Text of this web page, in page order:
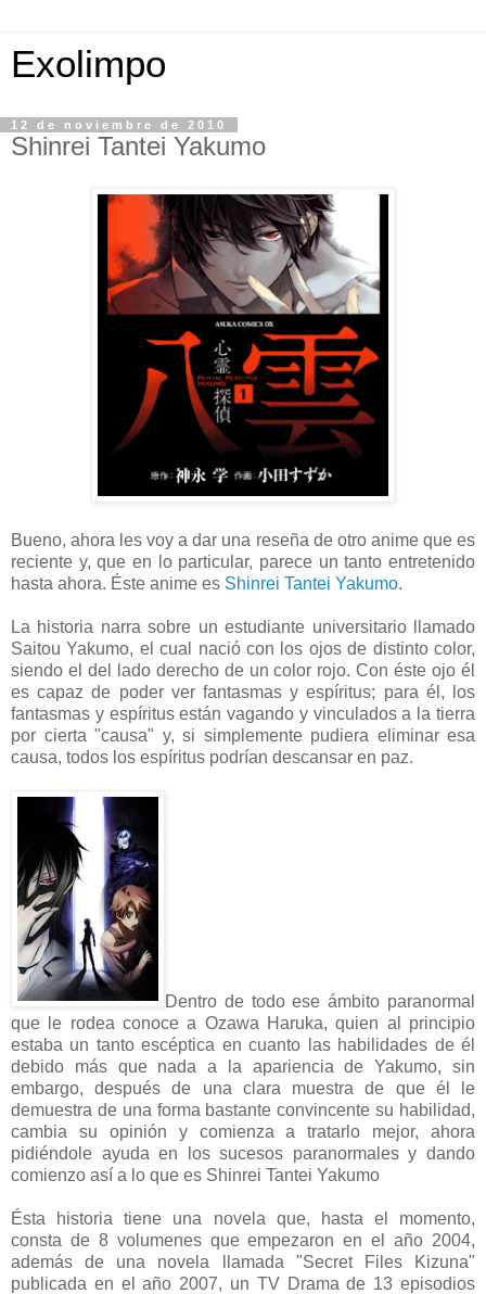
Exolimpo
12 de noviembre de 2010
Shinrei Tantei Yakumo
Bueno, ahora les voy a dar una reseña de otro anime que es
reciente y, que en lo particular, parece un tanto entretenido
hasta ahora. Éste anime es Shinrei Tantei Yakumo.
La historia narra sobre un estudiante universitario llamado
Saitou Yakumo, el cual nació con los ojos de distinto color,
siendo el del lado derecho de un color rojo. Con éste ojo él
es capaz de poder ver fantasmas y espíritus; para él, los
fantasmas y espíritus están vagando y vinculados a la tierra
por cierta "causa" y, si simplemente pudiera eliminar esa
causa, todos los espíritus podrían descansar en paz.
Dentro de todo ese ámbito paranormal
que le rodea conoce a Ozawa Haruka, quien al principio
estaba un tanto escéptica en cuanto las habilidades de él
debido más que nada a la apariencia de Yakumo, sin
embargo, después de una clara muestra de que él le
demuestra de una forma bastante convincente su habilidad,
cambia su opinión y comienza a tratarlo mejor, ahora
pidiéndole ayuda en los sucesos paranormales y dando
comienzo así a lo que es Shinrei Tantei Yakumo
Ésta historia tiene una novela que, hasta el momento,
consta de 8 volumenes que empezaron en el año 2004,
además de una novela llamada "Secret Files Kizuna"
publicada en el año 2007, un TV Drama de 13 episodios